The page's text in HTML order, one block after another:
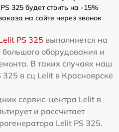
325 будет стоить на -15%
на сайте через звонок
PS 325 выполняется на
большого оборудования и
В таких случаях наш
325 в сц Lelit в Красноярске
сервис-центра Lelit в
и рассчитает
Lelit PS 325.